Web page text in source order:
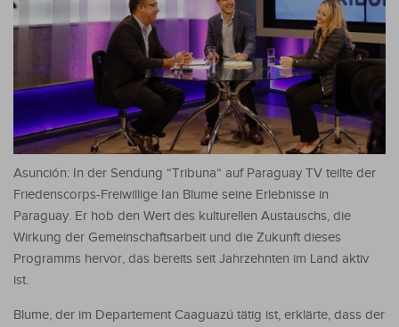
Asunción: In der Sendung “Tribuna“ auf Paraguay TV teilte der
Friedenscorps-Freiwillige Ian Blume seine Erlebnisse in
Paraguay. Er hob den Wert des kulturellen Austauschs, die
Wirkung der Gemeinschaftsarbeit und die Zukunft dieses
Programms hervor, das bereits seit Jahrzehnten im Land aktiv
ist.
Blume, der im Departement Caaguazú tätig ist, erklärte, dass der